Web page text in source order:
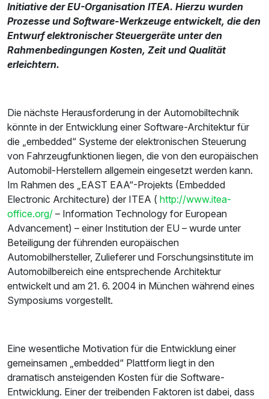
Initiative der EU-Organisation ITEA. Hierzu wurden
Prozesse und Software-Werkzeuge entwickelt, die den
Entwurf elektronischer Steuergeräte unter den
Rahmenbedingungen Kosten, Zeit und Qualität
erleichtern.
Die nächste Herausforderung in der Automobiltechnik
könnte in der Entwicklung einer Software-Architektur für
die „embedded“ Systeme der elektronischen Steuerung
von Fahrzeugfunktionen liegen, die von den europäischen
Automobil-Herstellern allgemein eingesetzt werden kann.
Im Rahmen des „EAST EAA“-Projekts (Embedded
Electronic Architecture) der ITEA ( http://www.itea-
office.org/ – Information Technology for European
Advancement) – einer Institution der EU – wurde unter
Beteiligung der führenden europäischen
Automobilhersteller, Zulieferer und Forschungsinstitute im
Automobilbereich eine entsprechende Architektur
entwickelt und am 21. 6. 2004 in München während eines
Symposiums vorgestellt.
Eine wesentliche Motivation für die Entwicklung einer
gemeinsamen „embedded“ Plattform liegt in den
dramatisch ansteigenden Kosten für die Software-
Entwicklung. Einer der treibenden Faktoren ist dabei, dass